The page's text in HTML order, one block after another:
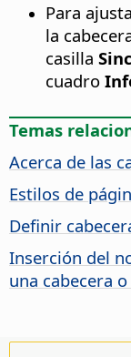
Para
la
casilla
cuadro
Temas
Acerca de las
Estilos de
Definir
Inserción del
una cabecera